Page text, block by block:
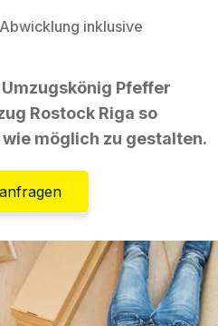
inklusive
Pfeffer
Rostock Riga so
möglich zu gestalten.